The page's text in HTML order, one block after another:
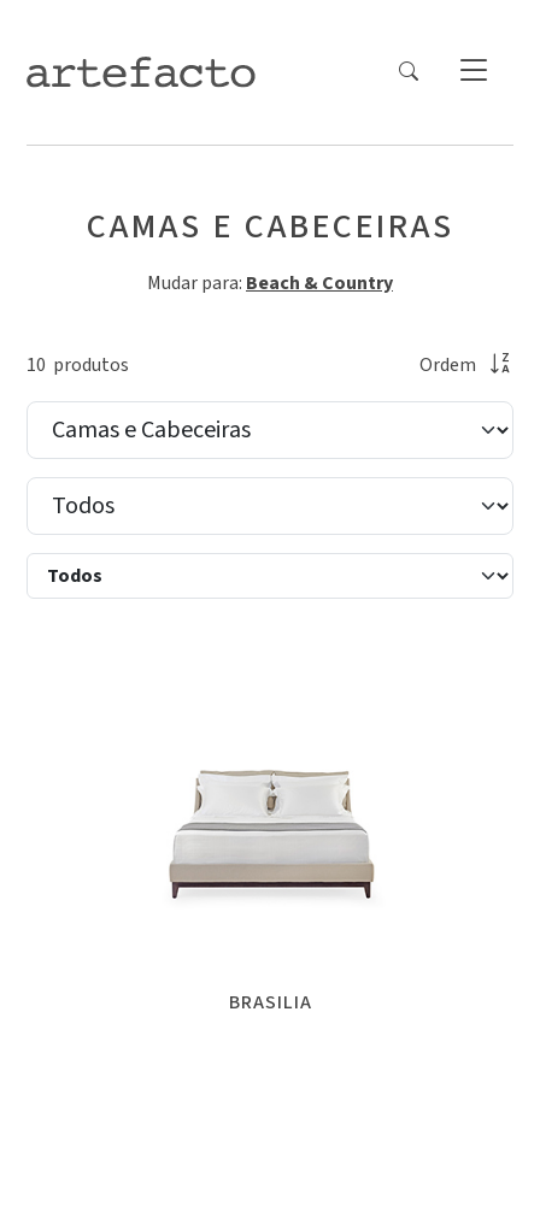
CAMAS E CABECEIRAS
Mudar para: Beach & Country
10 produtos Ordem
BRASILIA